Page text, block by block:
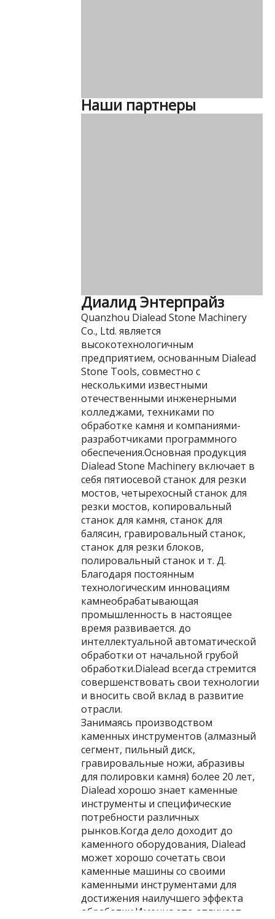
Наши партнеры
Диалид Энтерпрайз
Quanzhou Dialead Stone Machinery
Co., Ltd. является
высокотехнологичным
предприятием, основанным Dialead
Stone Tools, совместно с
несколькими известными
отечественными инженерными
колледжами, техниками по
обработке камня и компаниями-
разработчиками программного
обеспечения.Основная продукция
Dialead Stone Machinery включает в
себя пятиосевой станок для резки
мостов, четырехосный станок для
резки мостов, копировальный
станок для камня, станок для
балясин, гравировальный станок,
станок для резки блоков,
полировальный станок и т. Д.
Благодаря постоянным
технологическим инновациям
камнеобрабатывающая
промышленность в настоящее
время развивается. до
интеллектуальной автоматической
обработки от начальной грубой
обработки.Dialead всегда стремится
совершенствовать свои технологии
и вносить свой вклад в развитие
отрасли.
Занимаясь производством
каменных инструментов (алмазный
сегмент, пильный диск,
гравировальные ножи, абразивы
для полировки камня) более 20 лет,
Dialead хорошо знает каменные
инструменты и специфические
потребности различных
рынков.Когда дело доходит до
каменного оборудования, Dialead
может хорошо сочетать свои
каменные машины со своими
каменными инструментами для
достижения наилучшего эффекта
обработки.Именно это отличает